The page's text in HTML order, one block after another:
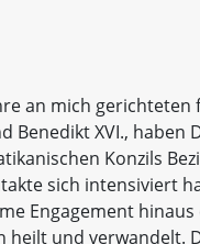
an mich
Benedikt XVI., haben
Konzils
sich intensiviert
Engagement
heilt und verwandelt.